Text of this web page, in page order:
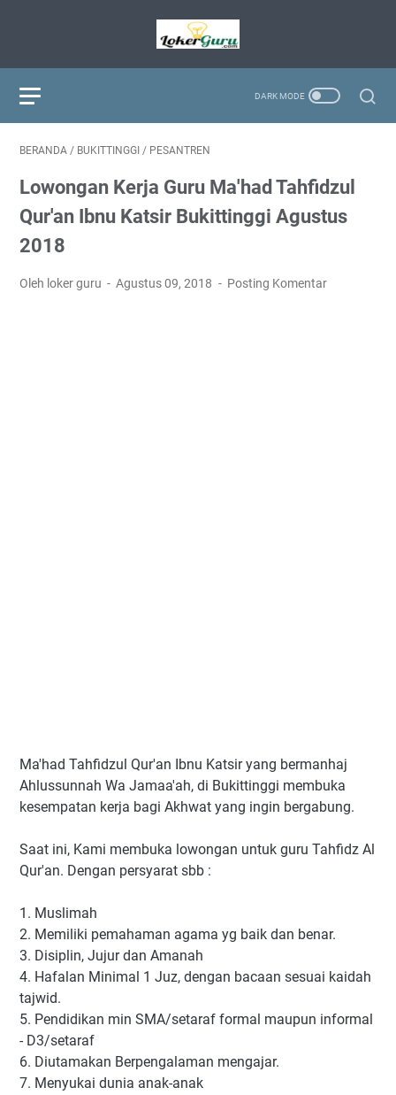
BERANDA / BUKITTINGGI / PESANTREN
Lowongan Kerja Guru Ma'had Tahfidzul
Qur'an Ibnu Katsir Bukittinggi Agustus
2018
Oleh loker guru Agustus 09, 2018 Posting Komentar
Ma'had Tahfidzul Qur'an Ibnu Katsir yang bermanhaj
Ahlussunnah Wa Jamaa'ah, di Bukittinggi membuka
kesempatan kerja bagi Akhwat yang ingin bergabung.
Saat ini, Kami membuka lowongan untuk guru Tahfidz Al
Qur'an. Dengan persyarat sbb :
1. Muslimah
2. Memiliki pemahaman agama yg baik dan benar.
3. Disiplin, Jujur dan Amanah
4. Hafalan Minimal 1 Juz, dengan bacaan sesuai kaidah
tajwid.
5. Pendidikan min SMA/setaraf formal maupun informal
- D3/setaraf
6. Diutamakan Berpengalaman mengajar.
7. Menyukai dunia anak-anak